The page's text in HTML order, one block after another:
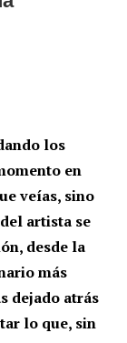
los
en
veías, sino
artista se
desde la
más
dejado atrás
lo que, sin